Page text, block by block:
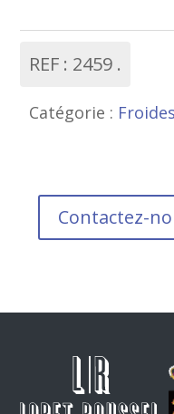
REF : 2459
Catégorie : Froides
Contactez-